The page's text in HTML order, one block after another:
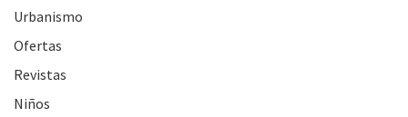
Urbanismo
Ofertas
Revistas
Niños